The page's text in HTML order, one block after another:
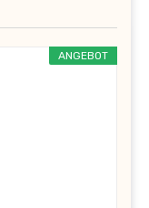
ANGEBOT